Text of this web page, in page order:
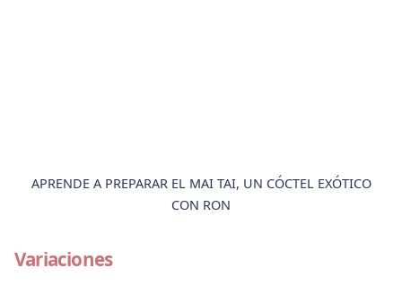
APRENDE A PREPARAR EL MAI TAI, UN CÓCTEL EXÓTICO
CON RON
Variaciones